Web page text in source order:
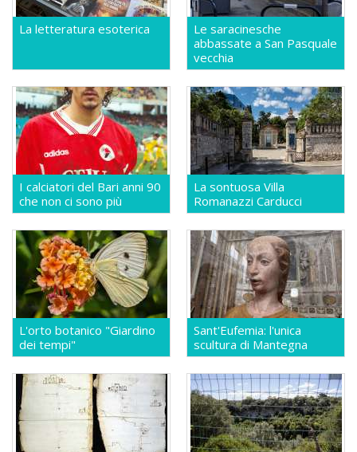
La letteratura esoterica
Le saracinesche
abbassate a San Pasquale
vecchia
I calciatori del Bari anni 90
che non ci sono più
La sontuosa Villa
Romanazzi Carducci
L'orto botanico "Giardino
dei tempi"
Sant'Eufemia: l'unica
scultura di Mantegna